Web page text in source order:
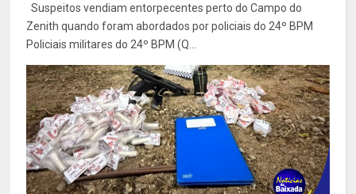
Suspeitos vendiam entorpecentes perto do Campo do
Zenith quando foram abordados por policiais do 24º BPM
Policiais militares do 24º BPM (Q...